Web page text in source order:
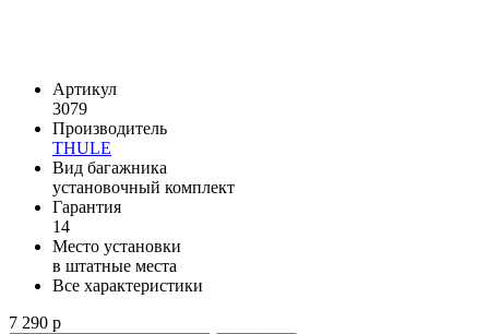
Артикул
3079
Производитель
THULE
Вид багажника
установочный комплект
Гарантия
14
Место установки
в штатные места
Все характеристики
7 290 р